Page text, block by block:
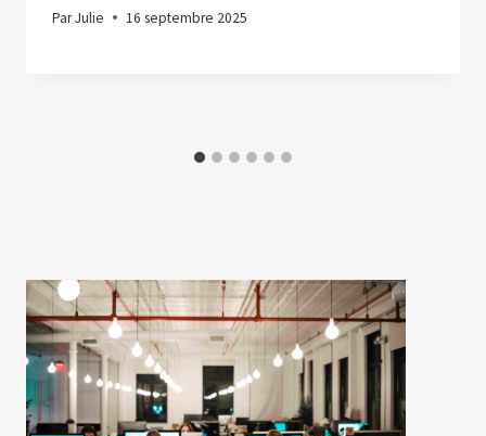
ParJulie 16 septembre 2025